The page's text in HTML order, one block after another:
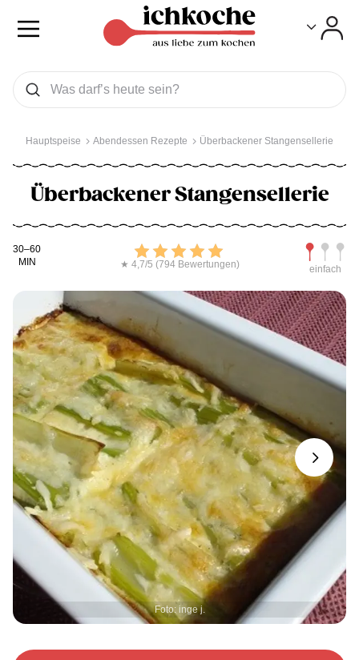
Was wollen Sie suchen
Suchen
Hauptspeise Abendessen Rezepte Überbackener Stangensellerie
Überbackener Stangensellerie
Kochdauer
30–60
MIN
Bewerten
★ 4,7/5 (794 Bewertungen) einfach
Foto: inge j.
Next